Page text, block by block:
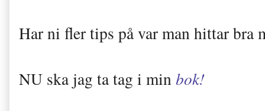
Har ni fler tips på var man hittar bra
NU ska jag ta tag i minbok!